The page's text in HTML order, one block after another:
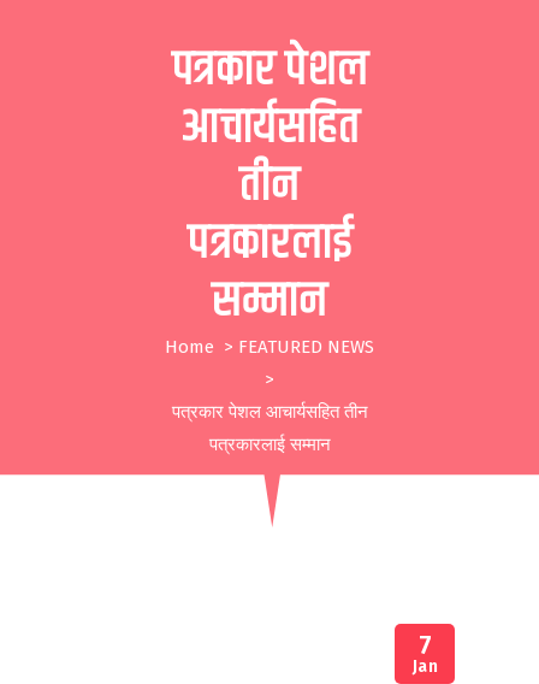
t
पत्रकार पेशल
आचार्यसहित
तीन
पत्रकारलाई
सम्मान
Home > FEATURED NEWS
>
पत्रकार पेशल आचार्यसहित तीन
पत्रकारलाई सम्मान
7
Jan